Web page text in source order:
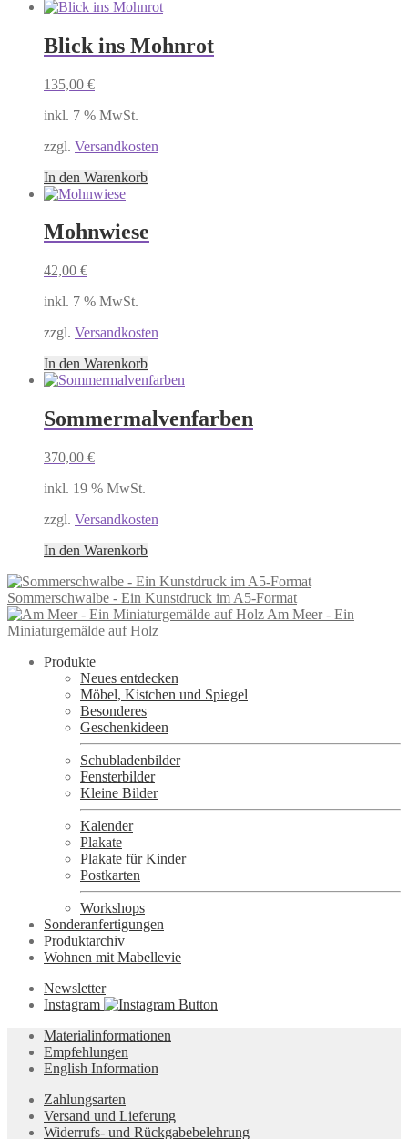
Blick ins Mohnrot
135,00 €
inkl. 7 % MwSt.
zzgl. Versandkosten
In den Warenkorb
Mohnwiese
42,00 €
inkl. 7 % MwSt.
zzgl. Versandkosten
In den Warenkorb
Sommermalvenfarben
370,00 €
inkl. 19 % MwSt.
zzgl. Versandkosten
In den Warenkorb
Sommerschwalbe - Ein Kunstdruck im A5-Format
Am Meer - Ein
Miniaturgemälde auf Holz
Produkte
Neues entdecken
Möbel, Kistchen und Spiegel
Besonderes
Geschenkideen
Schubladenbilder
Fensterbilder
Kleine Bilder
Kalender
Plakate
Plakate für Kinder
Postkarten
Workshops
Sonderanfertigungen
Produktarchiv
Wohnen mit Mabellevie
Newsletter
Instagram
Materialinformationen
Empfehlungen
English Information
Zahlungsarten
Versand und Lieferung
Widerrufs- und Rückgabebelehrung